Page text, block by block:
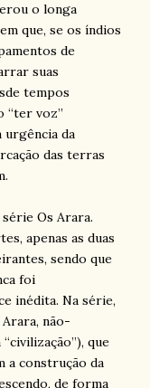
o longa
que, se os índios
de
suas
tempos
“ter voz”
urgência da
das terras
Os Arara.
apenas as duas
sendo que
foi
inédita. Na série,
Arara, não-
que
a construção da
de forma